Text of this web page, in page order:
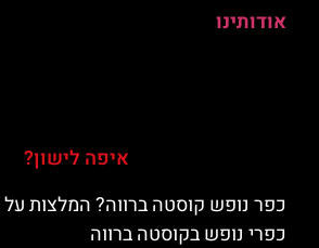
אודותינו
איפה לישון?
כפר נופש קוסטה ברווה? המלצות על
כפרי נופש בקוסטה ברווה